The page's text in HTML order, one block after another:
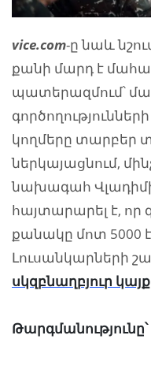
vice.com-ը նաև
քանի մարդ է
պատերազմում՝
կողմերը տարբեր
ներկայացնում,
նախագահ
հայտարարել է, որ
քանակը մոտ 5000
Լուսանկարների
սկզբնաղբյուր